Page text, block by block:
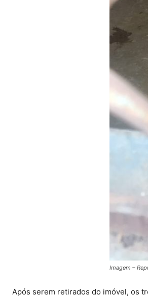
Imagem –
Após serem retirados do imóvel, os